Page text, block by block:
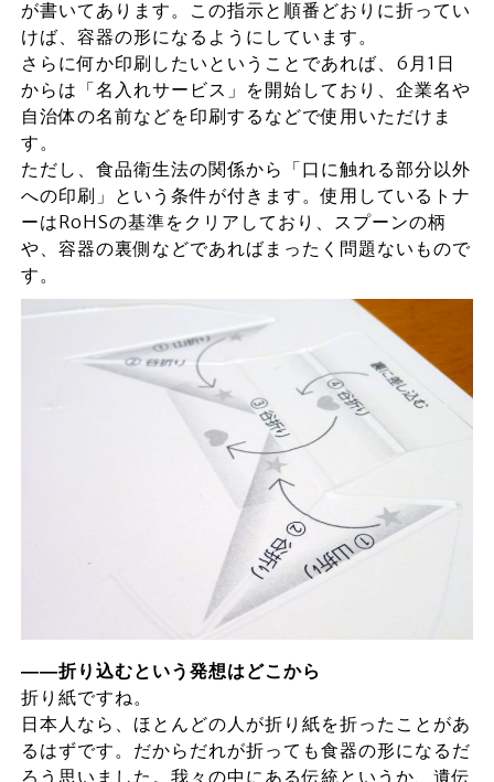
が書いてあります。この指示と順番どおりに折ってい
けば、容器の形になるようにしています。
さらに何か印刷したいということであれば、6月1日
からは「名入れサービス」を開始しており、企業名や
自治体の名前などを印刷するなどで使用いただけま
す。
ただし、食品衛生法の関係から「口に触れる部分以外
への印刷」という条件が付きます。使用しているトナ
ーはRoHSの基準をクリアしており、スプーンの柄
や、容器の裏側などであればまったく問題ないもので
す。
――折り込むという発想はどこから
折り紙ですね。
日本人なら、ほとんどの人が折り紙を折ったことがあ
るはずです。だからだれが折っても食器の形になるだ
ろう思いました。我々の中にある伝統というか、遺伝